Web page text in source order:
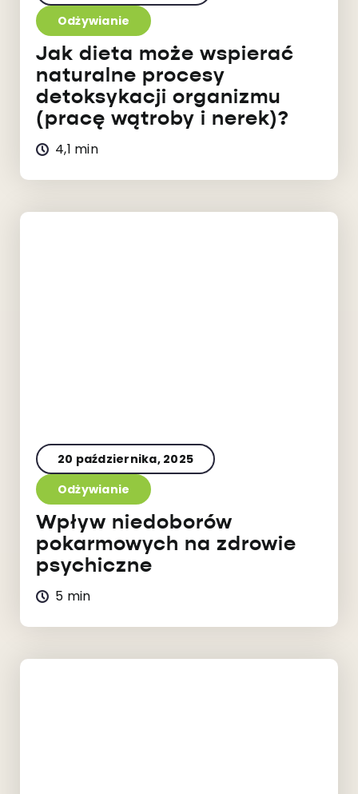
Odżywianie
Jak dieta może wspierać
naturalne procesy
detoksykacji organizmu
(pracę wątroby i nerek)?
4,1 min
20 października, 2025
Odżywianie
Wpływ niedoborów
pokarmowych na zdrowie
psychiczne
5 min